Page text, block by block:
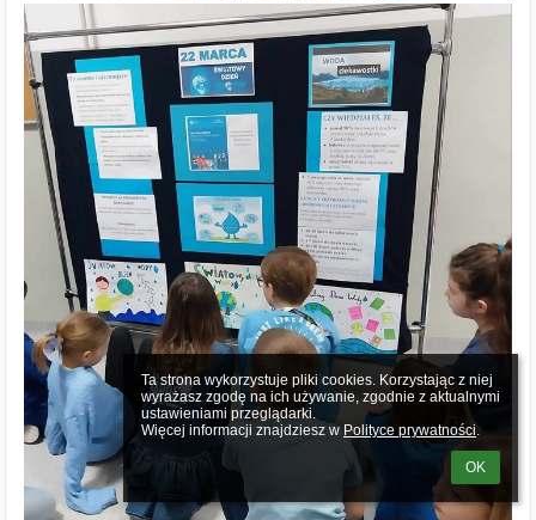
Ta strona wykorzystuje pliki cookies. Korzystając z niej
wyrażasz zgodę na ich używanie, zgodnie z aktualnymi
ustawieniami przeglądarki.
Więcej informacji znajdziesz w Polityce prywatności.
OK